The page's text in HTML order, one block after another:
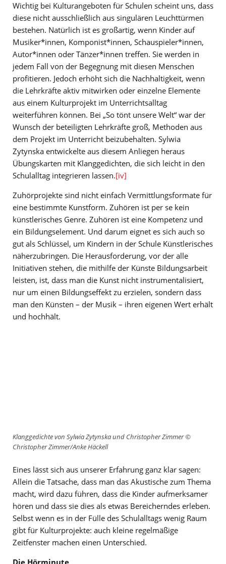
Wichtig bei Kulturangeboten für Schulen scheint uns, dass
diese nicht ausschließlich aus singulären Leuchttürmen
bestehen. Natürlich ist es großartig, wenn Kinder auf
Musiker*innen, Komponist*innen, Schauspieler*innen,
Autor*innen oder Tänzer*innen treffen. Sie werden in
jedem Fall von der Begegnung mit diesen Menschen
profitieren. Jedoch erhöht sich die Nachhaltigkeit, wenn
die Lehrkräfte aktiv mitwirken oder einzelne Elemente
aus einem Kulturprojekt im Unterrichtsalltag
weiterführen können. Bei „So tönt unsere Welt“ war der
Wunsch der beteiligten Lehrkräfte groß, Methoden aus
dem Projekt im Unterricht beizubehalten. Sylwia
Zytynska entwickelte aus diesem Anliegen heraus
Übungskarten mit Klanggedichten, die sich leicht in den
Schulalltag integrieren lassen.[iv]
Zuhörprojekte sind nicht einfach Vermittlungsformate für
eine bestimmte Kunstform. Zuhören ist per se kein
künstlerisches Genre. Zuhören ist eine Kompetenz und
ein Bildungselement. Und darum eignet es sich auch so
gut als Schlüssel, um Kindern in der Schule Künstlerisches
näherzubringen. Die Herausforderung, vor der alle
Initiativen stehen, die mithilfe der Künste Bildungsarbeit
leisten, ist, dass man die Kunst nicht instrumentalisiert,
nur um einen Bildungseffekt zu erzielen, sondern dass
man den Künsten – der Musik – ihren eigenen Wert erhält
und hochhält.
Klanggedichte von Sylwia Zytynska und Christopher Zimmer ©
Christopher Zimmer/Anke Häckell
Eines lässt sich aus unserer Erfahrung ganz klar sagen:
Allein die Tatsache, dass man das Akustische zum Thema
macht, wird dazu führen, dass die Kinder aufmerksamer
hören und dass sie dies als etwas Bereicherndes erleben.
Selbst wenn es in der Fülle des Schulalltags wenig Raum
gibt für Kulturprojekte: auch kleine regelmäßige
Zeitfenster machen einen Unterschied.
Die Hörminute